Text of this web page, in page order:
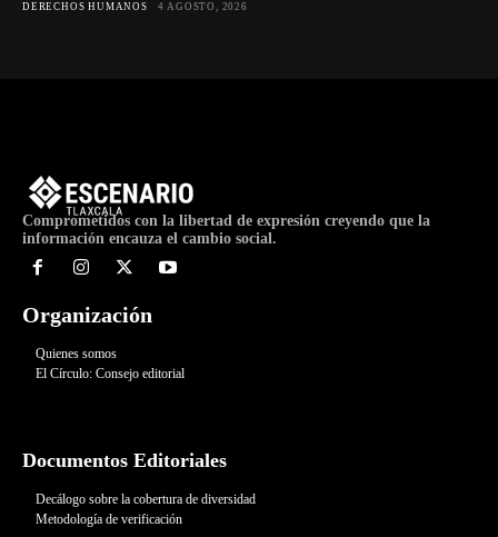
DERECHOS HUMANOS 4 AGOSTO, 2026
Comprometidos con la libertad de expresión creyendo que la
información encauza el cambio social.
Organización
Quienes somos
El Círculo: Consejo editorial
Documentos Editoriales
Decálogo sobre la cobertura de diversidad
Metodología de verificación